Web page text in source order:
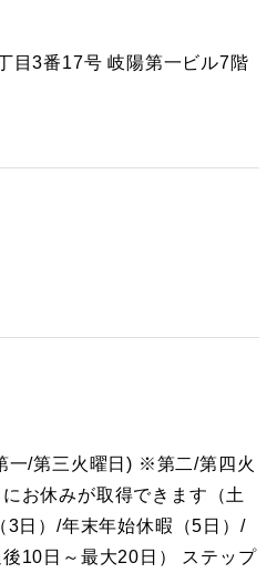
目3番17号 岐陽第一ビル7階
一/第三火曜日) ※第二/第四火
お休みが取得できます（土
3日）/年末年始休暇（5日）/
10日～最大20日） ステップ